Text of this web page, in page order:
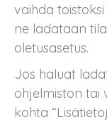
vaihda toistoksi
ne ladataan
oletusasetus.
Jos haluat
ohjelmiston tai
kohta